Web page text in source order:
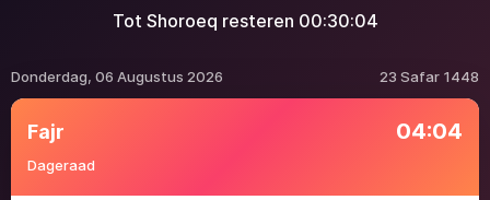
Tot Shoroeq resteren 00:30:04
Donderdag, 06 Augustus 2026 23 Safar 1448
Fajr 04:04
Dageraad